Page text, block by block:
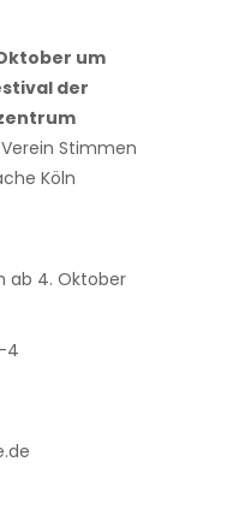
um
der
Stimmen
Köln
ab 4. Oktober
4